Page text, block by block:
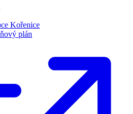
Kořenice
plán